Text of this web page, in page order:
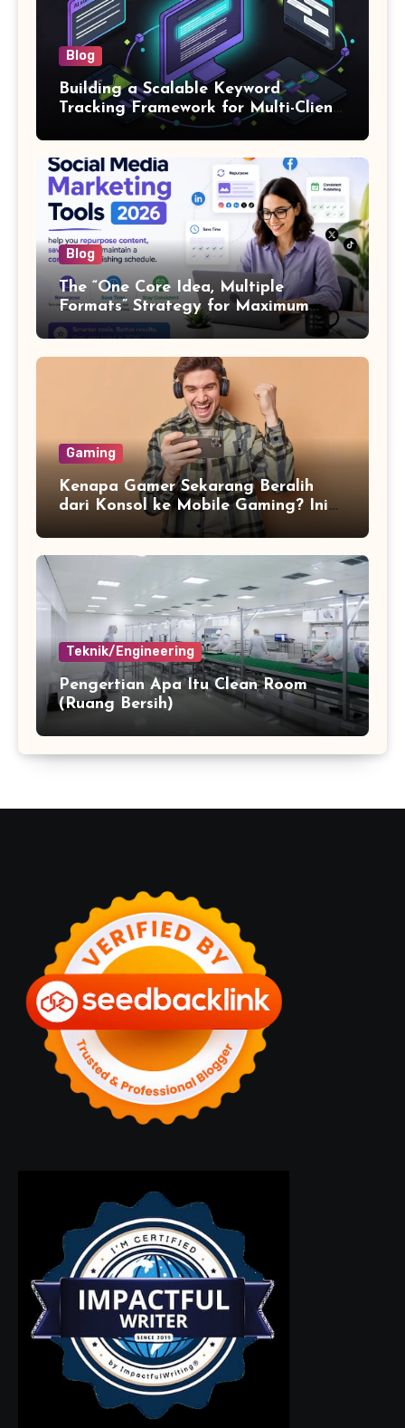
Blog
Building a Scalable Keyword
Tracking Framework for Multi-Client
SEO Agencies
Blog
The “One Core Idea, Multiple
Formats” Strategy for Maximum
Content Output
Gaming
Kenapa Gamer Sekarang Beralih
dari Konsol ke Mobile Gaming? Ini
Teknik/Engineering
Pengertian Apa Itu Clean Room
(Ruang Bersih)